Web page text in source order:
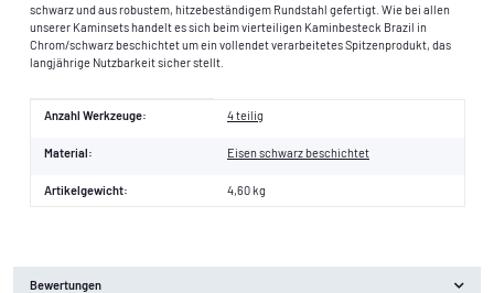
schwarz und aus robustem, hitzebeständigem Rundstahl gefertigt. Wie bei allen
unserer Kaminsets handelt es sich beim vierteiligen Kaminbesteck Brazil in
Chrom/schwarz beschichtet um ein vollendet verarbeitetes Spitzenprodukt, das
langjährige Nutzbarkeit sicher stellt.
Produkteigenschaft
Wert
Anzahl Werkzeuge: 4 teilig
Material: Eisen schwarz beschichtet
Artikelgewicht: 4,60kg
Bewertungen